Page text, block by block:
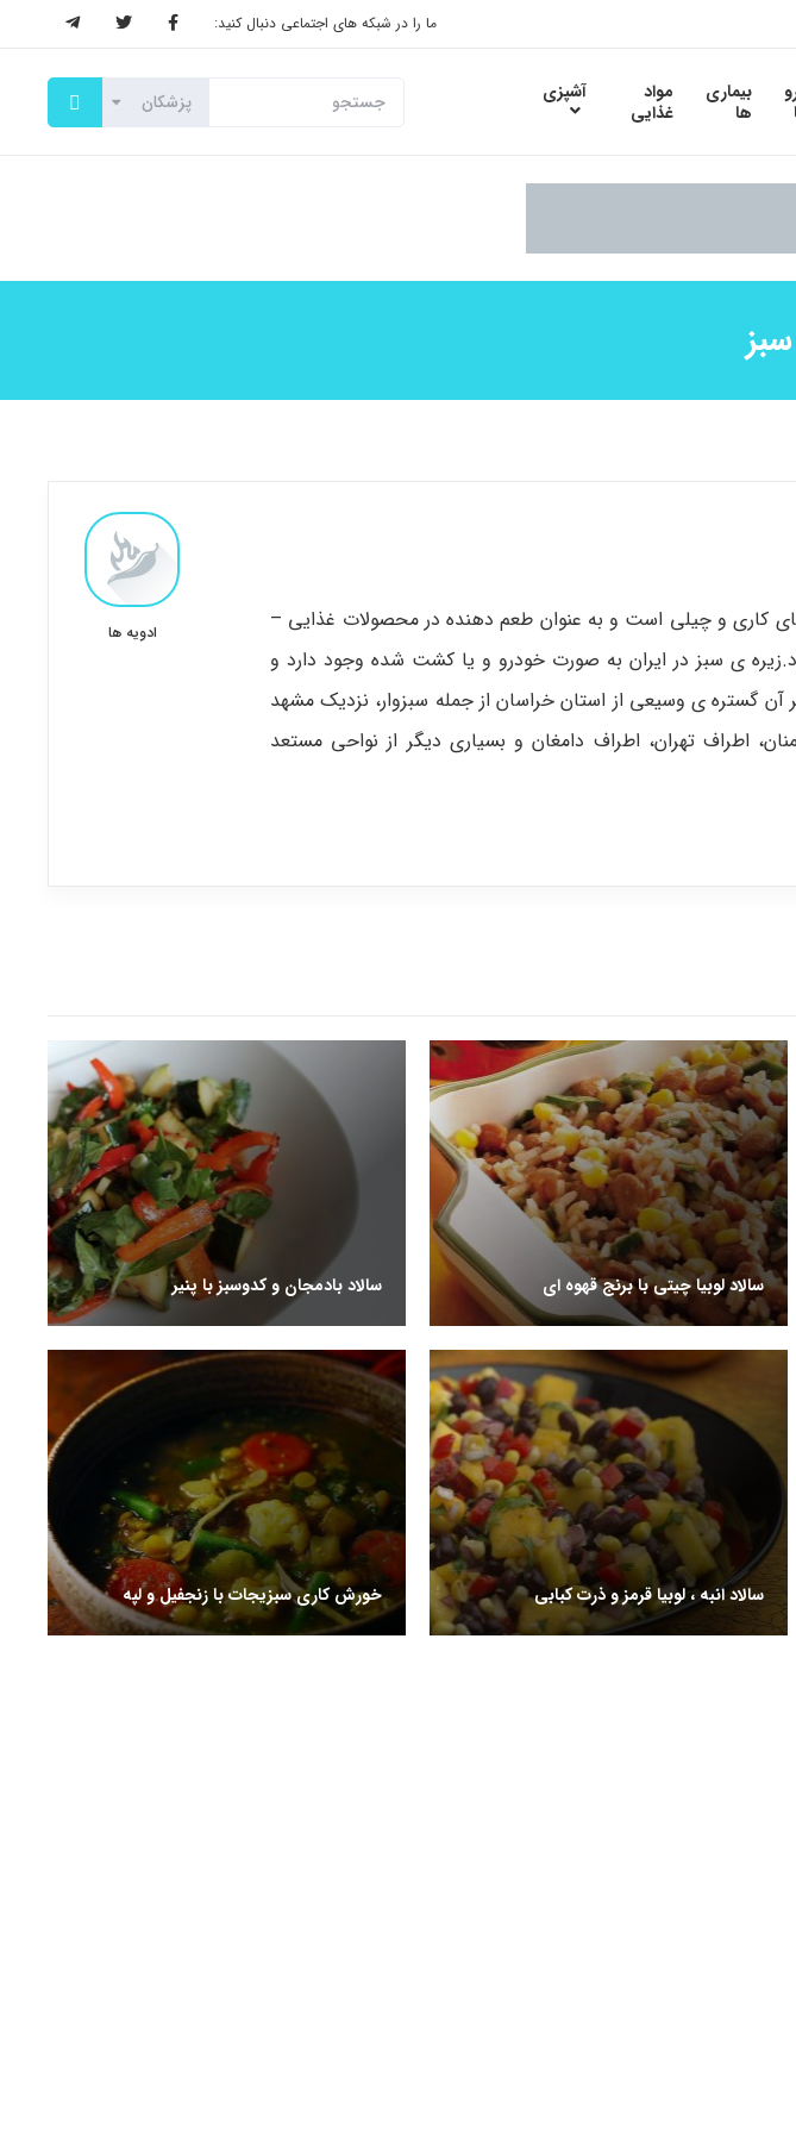
ما را در شبکه های اجتماعی دنبال کنید:
بیماری
ها
مواد
غذایی
آشپزی
کاری و چیلی است و به عنوان طعم دهنده در محصولات غذایی –
ی سبز در ایران به صورت خودرو و یا کشت شده وجود دارد و
آن گستره ی وسیعی از استان خراسان از جمله سبزوار، نزدیک مشهد
اطراف تهران، اطراف دامغان و بسیاری دیگر از نواحی مستعد
ادویه ها
سالاد لوبیا چیتی با برنج قهوه ای سالاد بادمجان و کدوسبز با پنیر
سالاد انبه ، لوبیا قرمز و ذرت کبابی خورش کاری سبزیجات با زنجفیل و لپه